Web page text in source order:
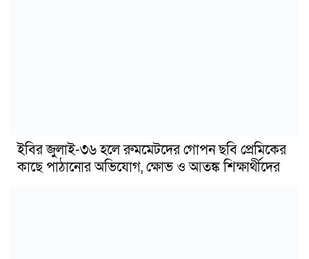
ইবির জুলাই-৩৬ হলে রুমমেটদের গোপন ছবি প্রেমিকের
কাছে পাঠানোর অভিযোগ, ক্ষোভ ও আতঙ্ক শিক্ষার্থীদের